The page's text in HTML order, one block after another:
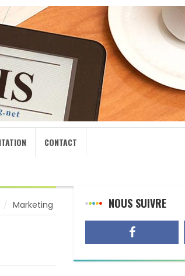
CONTACT
Marketing NOUS SUIVRE